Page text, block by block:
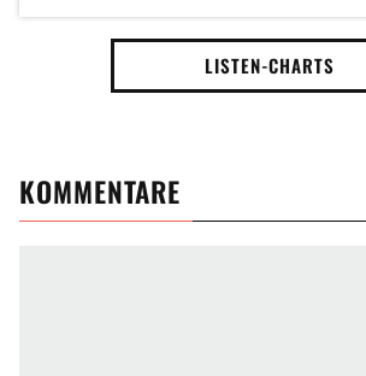
LISTEN-CHARTS
KOMMENTARE